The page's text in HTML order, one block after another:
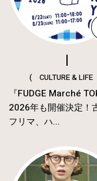
( CULTURE &
『FUDGE Marché
2026年も開催決定！
フリマ、ハ...